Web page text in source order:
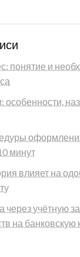
понятие и
минут
влияет на
учётную
на банковскую